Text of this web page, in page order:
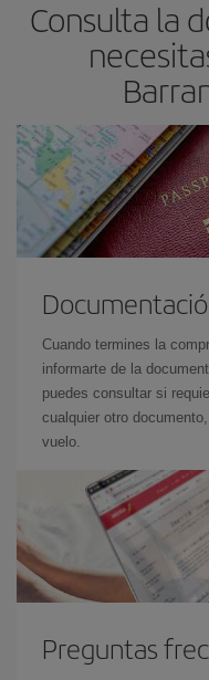
Consulta la
Cuando termines la
informarte de la
puedes consultar si
cualquier otro
vuelo.
Preguntas